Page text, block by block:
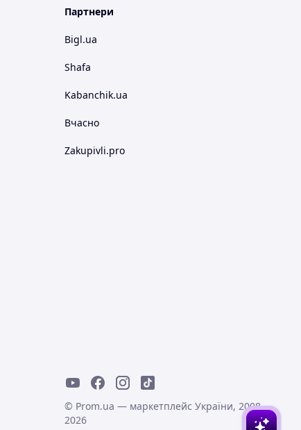
Партнери
Bigl.ua
Shafa
Kabanchik.ua
Вчасно
Zakupivli.pro
© Prom.ua — маркетплейс України, 2008-
2026